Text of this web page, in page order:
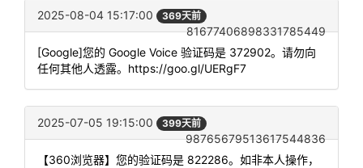
2025-08-04 15:17:00 369天前
81677406898331785449
[Google]您的 Google Voice 验证码是 372902。请勿向
任何其他人透露。https://goo.gl/UERgF7
2025-07-05 19:15:00 399天前
98765679513617544836
【360浏览器】您的验证码是 822286。如非本人操作，